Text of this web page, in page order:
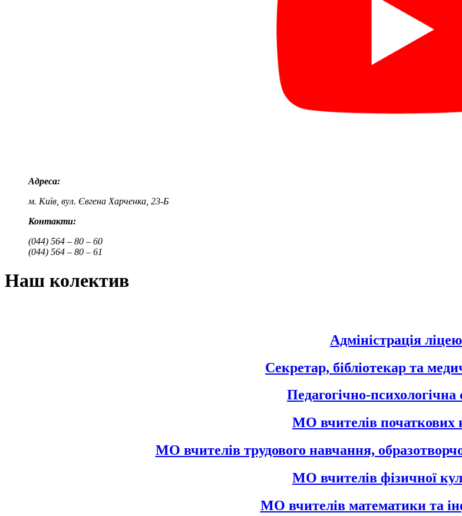
Адреса:
м. Київ, вул. Євгена Харченка, 23-Б
Контакти:
(044) 564 – 80 – 60
(044) 564 – 80 – 61
Наш колектив
Адміністрація ліцею
Секретар, бібліотекар та
Педагогічно-психологічна
МО вчителів початкових
МО вчителів трудового навчання,
МО вчителів фізичної
МО вчителів математики та